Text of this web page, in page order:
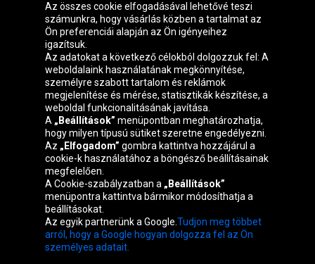
Oponeo csoport
Belgique
Česká
republika
Deutschland
España
Österreich Polska
Slovenská
republika
United
Kingdom
Az összes cookie elfogadásával lehetővé teszi
számunkra, hogy vásárlás közben a tartalmat az
Ön preferenciái alapján az Ön igényeihez
igazítsuk.
Az adatokat a következő célokból dolgozzuk fel: A
weboldalaink használatának megkönnyítése,
személyre szabott tartalom és reklámok
megjelenítése és mérése, statisztikák készítése, a
weboldal funkcionalitásának javítása.
A „Beállítások” menüpontban meghatározhatja,
hogy milyen típusú sütiket szeretne engedélyezni.
Az „Elfogadom” gombra kattintva hozzájárul a
cookie-k használatához a böngésző beállításainak
megfelelően.
A Cookie-szabályzatban a „Beállítások”
menüpontra kattintva bármikor módosíthatja a
beállításokat.
Az egyik partnerünk a Google. Tudjon meg többet
arról, hogy a Google hogyan dolgozza fel az Ön
személyes adatait.